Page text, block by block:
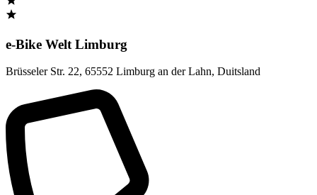
e-Bike Welt Limburg
Brüsseler Str. 22, 65552 Limburg an der Lahn, Duitsland